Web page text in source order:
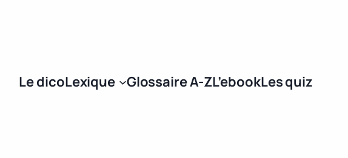
Le dicoLexique Glossaire A-ZL’ebookLes quiz